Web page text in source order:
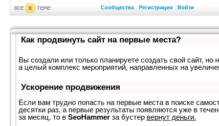
Сообщества Регистрация Войти
Как продвинуть сайт на первые места?
Вы создали или только планируете создать свой сайт, но
а целый комплекс мероприятий, направленных на
Ускорение продвижения
Если вам трудно попасть на первые места в поиске
десятки раз, а первые результаты появляются уже в
за месяц, то в SeoHammerза бустер вернут деньги.